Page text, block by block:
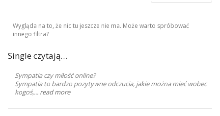
Wygląda na to, że nic tu jeszcze nie ma. Może warto spróbować
innego filtra?
Single czytają…
Sympatia czy miłość online?
Sympatia to bardzo pozytywne odczucia, jakie można mieć wobec
kogoś,... read more